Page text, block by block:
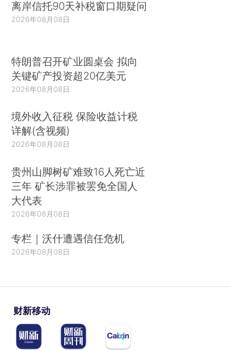
离岸信托90天补税窗口期疑问
2026年08月08日
特朗普召开矿业圆桌会 拟向
关键矿产投资超20亿美元
2026年08月08日
境外收入征税 保险收益计税
详解(含视频)
2026年08月08日
贵州山脚树矿难致16人死亡近
三年 矿长涉罪被罢免全国人
大代表
2026年08月08日
专栏｜沃什遭遇信任危机
2026年08月08日
财新移动